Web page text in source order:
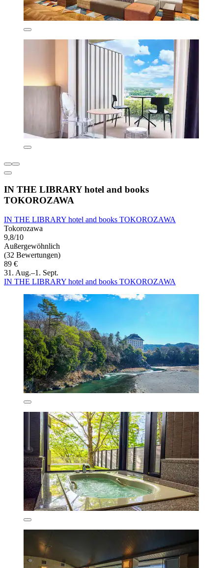
IN THE LIBRARY hotel and books
TOKOROZAWA
IN THE LIBRARY hotel and books TOKOROZAWA
Tokorozawa
9,8/10
Außergewöhnlich
(32 Bewertungen)
89 €
31. Aug.–1. Sept.
IN THE LIBRARY hotel and books TOKOROZAWA